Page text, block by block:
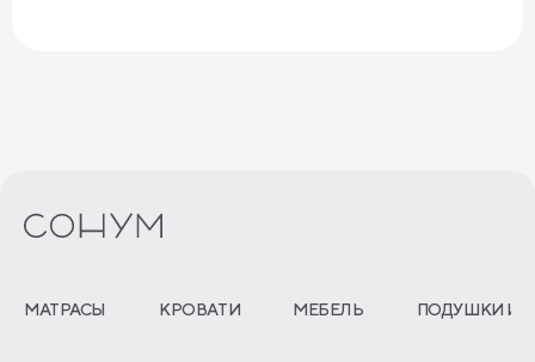
МАТРАСЫ КРОВАТИ МЕБЕЛЬ ПОДУШКИ И